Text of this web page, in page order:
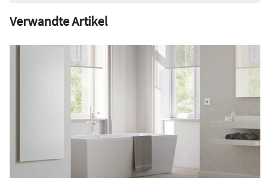
Verwandte Artikel